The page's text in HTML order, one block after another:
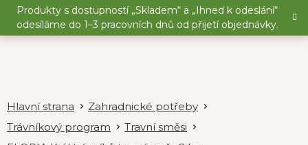
Přejít
obsah
Produkty s dostupností „Skladem“ a „Ihned k odeslání“
odesíláme do 1–3 pracovních dnů od přijetí objednávky.
Zahradnické potřeby
Trávníkový program
Travní směsi